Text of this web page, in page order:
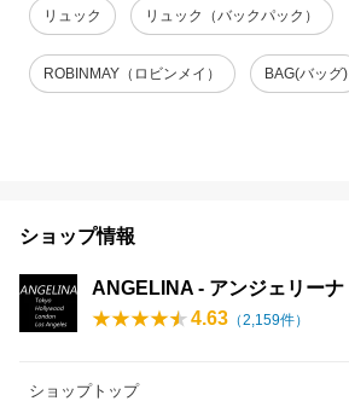
リュック リュック（バックパック）
ROBINMAY（ロビンメイ） BAG(バッグ)
ショップ情報
ANGELINA - アンジェリーナ
4.63 （2,159件）
ショップトップ